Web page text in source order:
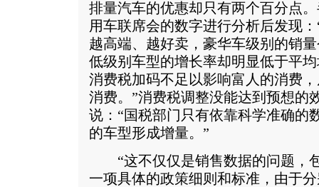
排量汽车的优惠却只有两个百分点
用车联席会的数字进行分析后发现
越高端、越好卖，豪华车级别的销
低级别车型的增长率却明显低于平
消费税加码不足以影响富人的消费
消费。”消费税调整没能达到预想的
说：“国税部门只有依靠科学准确的
的车型形成增量。”
“这不仅仅是销售数据的问题，
一项具体的政策细则和标准，由于